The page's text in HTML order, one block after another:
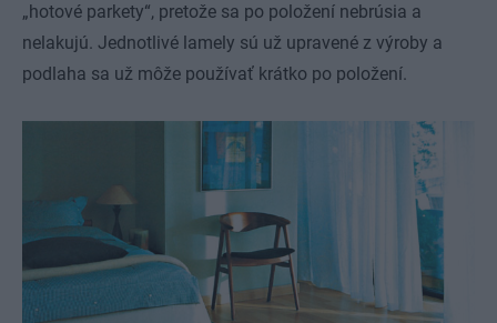
„hotové parkety“, pretože sa po položení nebrúsia a
nelakujú. Jednotlivé lamely sú už upravené z výroby a
podlaha sa už môže používať krátko po položení.